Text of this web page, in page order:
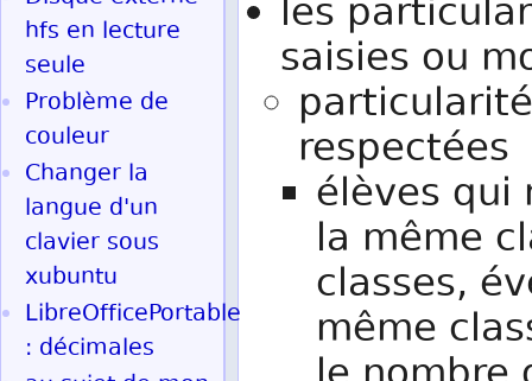
les
saisies ou
élèves qui
la même
classes,
même
hfs en lecture
seule
Problème de
couleur
Changer la
langue d'un
clavier sous
xubuntu
LibreOfficePortable
: décimales